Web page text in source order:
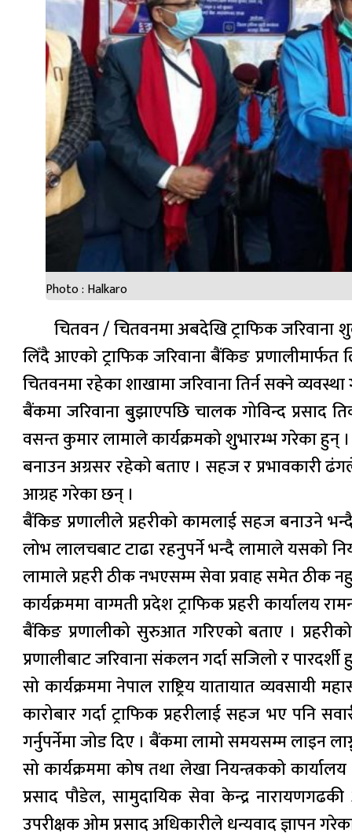
Photo : Halkaro
चितवन / चितवनमा अबदेखि ट्राफिक जरिवाना
लिँदै आएको ट्राफिक जरिवाना बैंकिङ
चितवनमा रहेका शाखामा जरिवाना तिर्न सक्ने
बैंकमा जरिवाना बुुझाएपछि चालक गोविन्द प्रसाद
वसन्त कुमार लामाले कार्यक्रमको शुुभारम्भ गरेका हुन् ।
बनाउन अग्रसर रहेको बताए । सहज र प्रभावकारी
आग्रह गरेका छन् ।
बैंकिङ प्रणालीले प्रहरीको कामलाई सहज बनाउने भन्दै
लोभ लालचबाट टाढा रहनुपर्ने भन्दै लामाले यसको
लामाले प्रहरी ठीक नभएसम्म सेवा प्रवाह समेत ठीक
कार्यक्रममा वाग्मती प्रदेश ट्राफिक प्रहरी कार्यालय
बैंकिङ प्रणालीको सुरुआत गरिएको बताए ।
प्रणालीबाट जरिवाना संकलन गर्दा सजिलो र
सो कार्यक्रममा नेपाल राष्ट्रिय यातायात
कारोबार गर्दा ट्राफिक प्रहरीलाई सहज भए पनि
गर्नुपर्नेमा जोड दिए । बैंकमा लामो समयसम्म लाइन
सो कार्यक्रममा कोष तथा लेखा नियन्त्रकको
प्रसाद पौडेल, सामुदायिक सेवा केन्द्र
उपरीक्षक ओम प्रसाद अधिकारीले धन्यवाद ज्ञापन